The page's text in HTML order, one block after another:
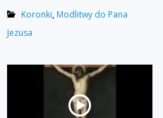
Koronki,Modlitwy do Pana
Jezusa